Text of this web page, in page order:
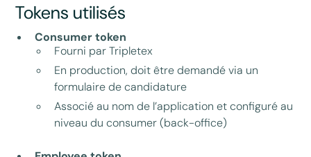
Tokens utilisés
Consumer token
Fourni par Tripletex
En production, doit être demandé via un
formulaire de candidature
Associé au nom de l’application et configuré au
niveau du consumer (back-office)